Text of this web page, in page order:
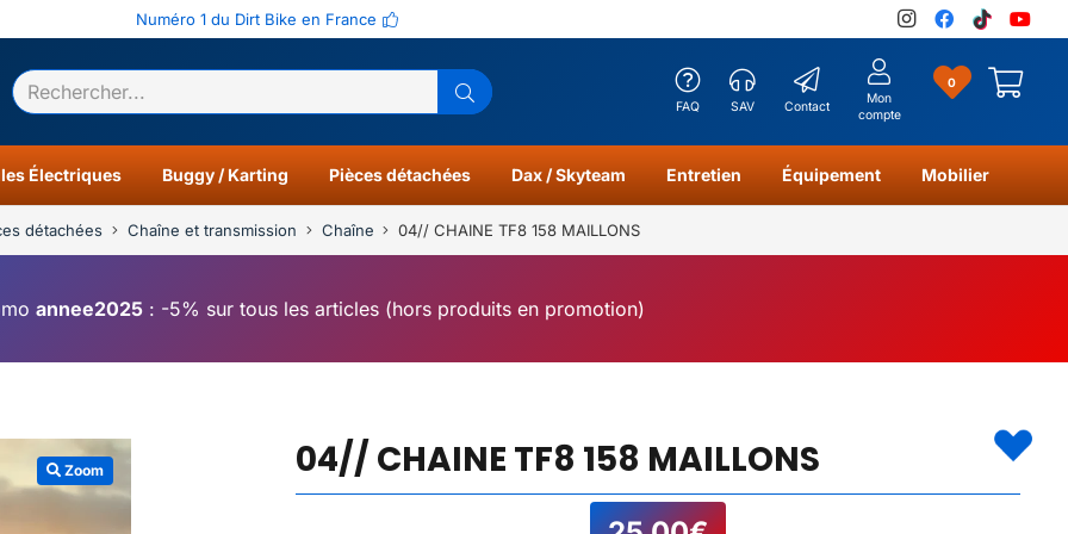
Numéro 1 du Dirt Bike en France
FAQ SAV Contact
Mon
compte
0
Électriques Buggy / Karting Pièces détachées Dax / Skyteam Entretien Équipement Mobilier
détachées Chaîne et transmission Chaîne 04// CHAINE TF8 158 MAILLONS
annee2025 : -5% sur tous les articles (hors produits en promotion)
Zoom 04// CHAINE TF8 158 MAILLONS
0